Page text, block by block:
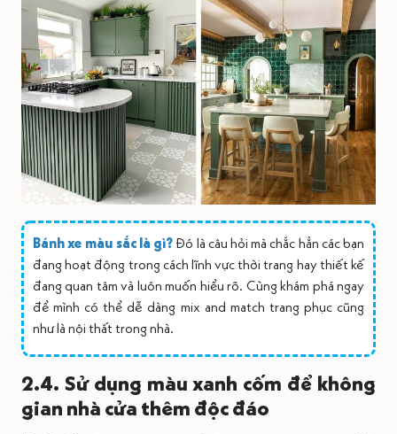
Bánh xe màu sắc là gì? Đó là câu hỏi mà chắc hẳn các bạn
đang hoạt động trong cách lĩnh vực thời trang hay thiết kế
đang quan tâm và luôn muốn hiểu rõ. Cùng khám phá ngay
để mình có thể dễ dàng mix and match trang phục cũng
như là nội thất trong nhà.
2.4. Sử dụng màu xanh cốm để không
gian nhà cửa thêm độc đáo